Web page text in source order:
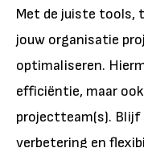
Met de juiste tools,
jouw organisatie
optimaliseren.
efficiëntie, maar
projectteam(s).
verbetering en